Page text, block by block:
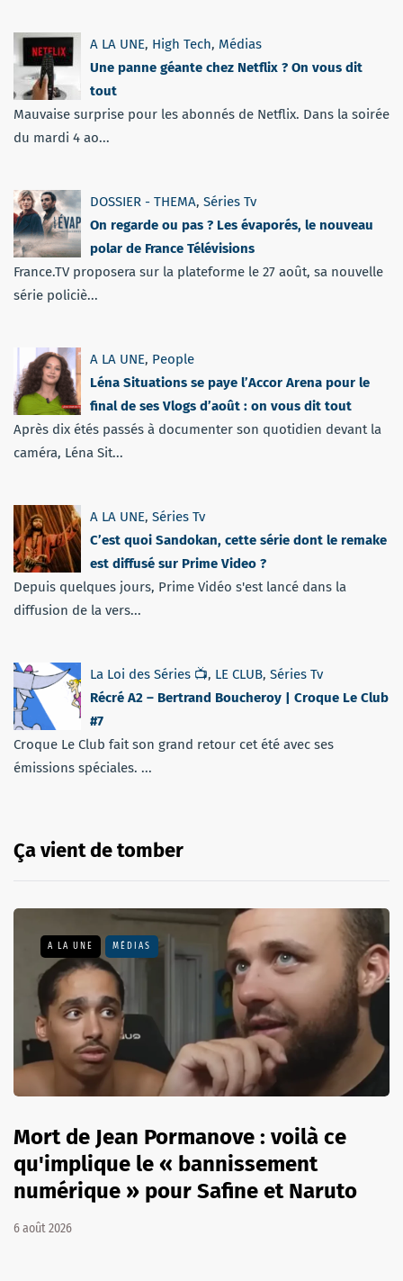
A LA UNE, High Tech, Médias
Une panne géante chez Netflix ? On vous dit
tout
Mauvaise surprise pour les abonnés de Netflix. Dans la soirée
du mardi 4 ao...
DOSSIER - THEMA, Séries Tv
On regarde ou pas ? Les évaporés, le nouveau
polar de France Télévisions
France.TV proposera sur la plateforme le 27 août, sa nouvelle
série policiè...
A LA UNE, People
Léna Situations se paye l’Accor Arena pour le
final de ses Vlogs d’août : on vous dit tout
Après dix étés passés à documenter son quotidien devant la
caméra, Léna Sit...
A LA UNE, Séries Tv
C’est quoi Sandokan, cette série dont le remake
est diffusé sur Prime Video ?
Depuis quelques jours, Prime Vidéo s'est lancé dans la
diffusion de la vers...
La Loi des Séries 📺, LE CLUB, Séries Tv
Récré A2 – Bertrand Boucheroy | Croque Le Club
#7
Croque Le Club fait son grand retour cet été avec ses
émissions spéciales. ...
Ça vient de tomber
A LA UNE MÉDIAS
Mort de Jean Pormanove : voilà ce
qu'implique le « bannissement
numérique » pour Safine et Naruto
6 août 2026